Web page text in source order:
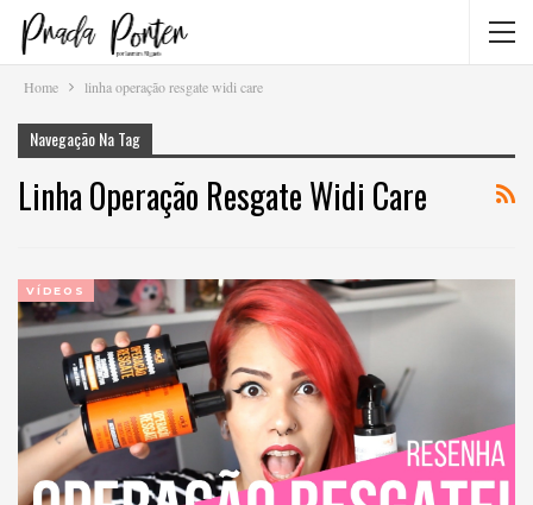
Home linha operação resgate widi care
Navegação Na Tag
Linha Operação Resgate Widi Care
VÍDEOS